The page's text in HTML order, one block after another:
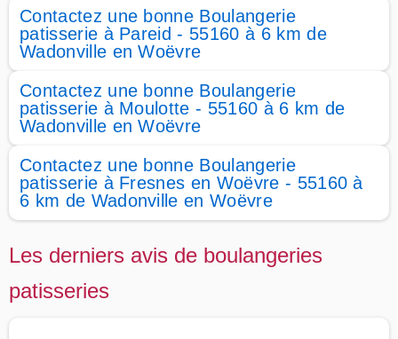
Contactez une bonne Boulangerie
patisserie à Pareid - 55160 à 6 km de
Wadonville en Woëvre
Contactez une bonne Boulangerie
patisserie à Moulotte - 55160 à 6 km de
Wadonville en Woëvre
Contactez une bonne Boulangerie
patisserie à Fresnes en Woëvre - 55160 à
6 km de Wadonville en Woëvre
Les derniers avis de boulangeries
patisseries